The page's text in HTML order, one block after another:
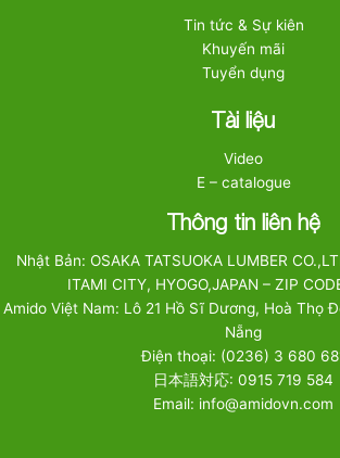
Tin tức & Sự kiên
Khuyến mãi
Tuyển dụng
Tài liệu
Video
E – catalogue
Thông tin liên hệ
Nhật Bản: OSAKA TATSUOKA LUMBER
ITAMI CITY, HYOGO,JAPAN – ZIP
Amido Việt Nam: Lô 21 Hồ Sĩ Dương, Hoà Thọ
Nẵng
Điện thoại: (0236) 3 680
日本語対応: 0915 719 584
Email: info@amidovn.com